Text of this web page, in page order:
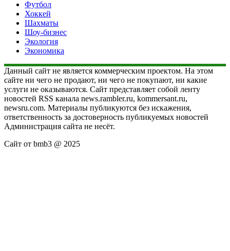
Футбол
Хоккей
Шахматы
Шоу-бизнес
Экология
Экономика
Данный сайт не является коммерческим проектом. На этом
сайте ни чего не продают, ни чего не покупают, ни какие
услуги не оказываются. Сайт представляет собой ленту
новостей RSS канала news.rambler.ru, kommersant.ru,
newsru.com. Материалы публикуются без искажения,
ответственность за достоверность публикуемых новостей
Администрация сайта не несёт.
Сайт от bmb3 @ 2025